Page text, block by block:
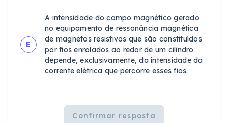
E
A intensidade do campo magnético gerado
no equipamento de ressonância magnética
de magnetos resistivos que são constituídos
por fios enrolados ao redor de um cilindro
depende, exclusivamente, da intensidade da
corrente elétrica que percorre esses fios.
Confirmar resposta